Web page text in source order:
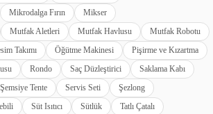
Mikrodalga Fırın
Mikser
Mutfak Aletleri Mutfak Havlusu
Mutfak Robotu
Takımı Öğütme Makinesi
Pişirme ve Kızartma
Rondo Saç Düzleştirici
Saklama Kabı
Şemsiye Tente Servis Seti
Şezlong
Süt Isıtıcı Sütlük
Tatlı Çatalı